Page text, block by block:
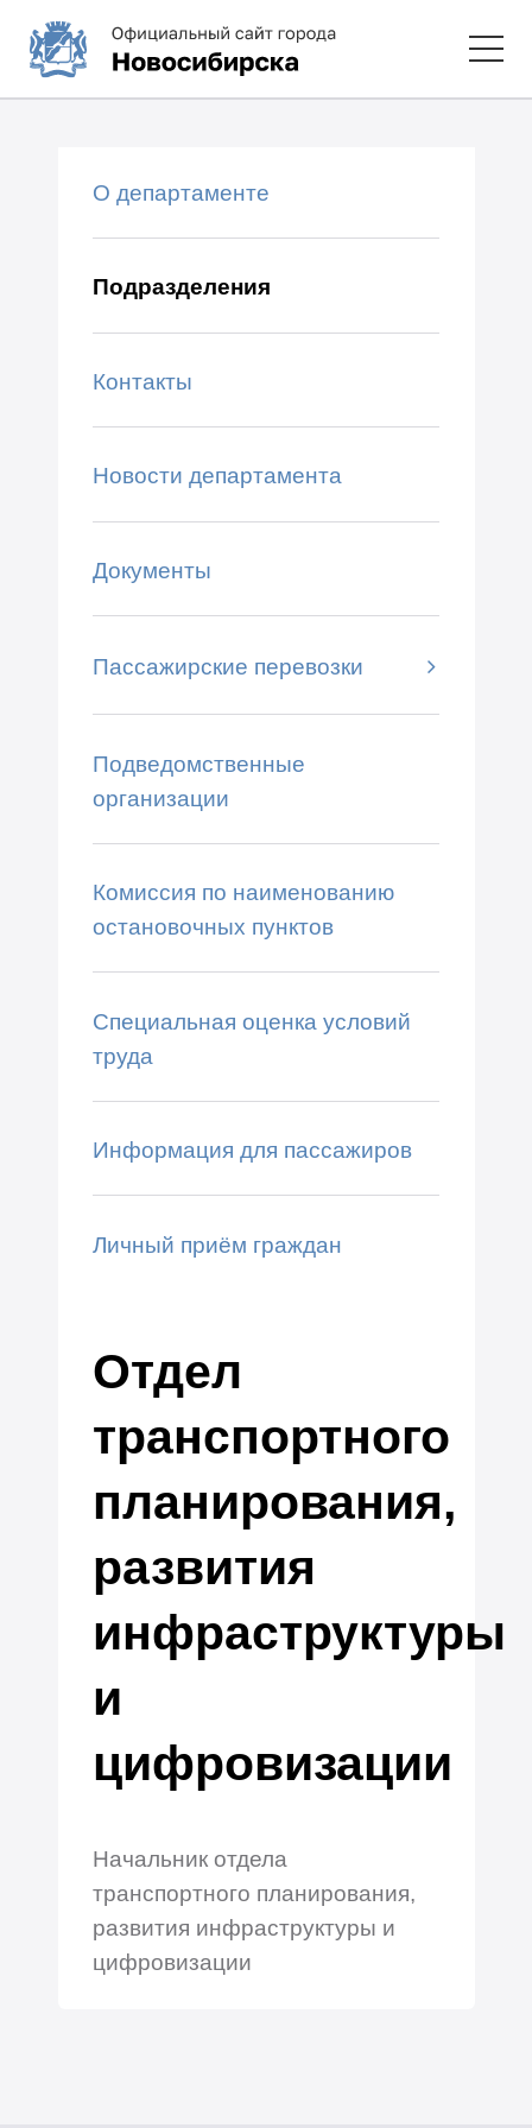
О департаменте
Подразделения
Контакты
Новости департамента
Документы
Пассажирские перевозки
Подведомственные
организации
Комиссия по наименованию
остановочных пунктов
Специальная оценка условий
труда
Информация для пассажиров
Личный приём граждан
Отдел
транспортного
планирования,
развития
инфраструктуры
и
цифровизации
Начальник отдела
транспортного планирования,
развития инфраструктуры и
цифровизации